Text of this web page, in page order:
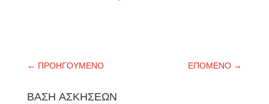
← ΠΡΟΗΓΟΥΜΕΝΟ ΕΠΟΜΕΝΟ →
ΒΑΣΗ ΑΣΚΗΣΕΩΝ